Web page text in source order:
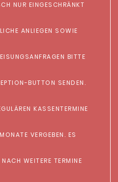
NUR EINGESCHRÄNKT
ANLIEGEN SOWIE
BITTE
BUTTON SENDEN.
KASSENTERMINE
VERGEBEN. ES
WEITERE TERMINE